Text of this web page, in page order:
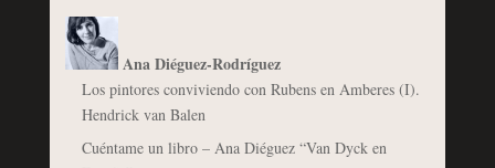
Ana Diéguez-Rodríguez
Los pintores conviviendo con Rubens en Amberes (I).
Hendrick van Balen
Cuéntame un libro – Ana Diéguez “Van Dyck en